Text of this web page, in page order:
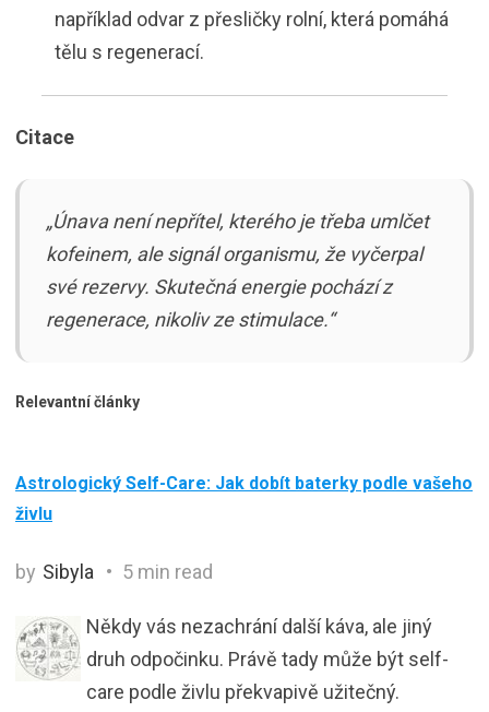
například odvar z přesličky rolní, která pomáhá
tělu s regenerací.
Citace
„Únava není nepřítel, kterého je třeba umlčet
kofeinem, ale signál organismu, že vyčerpal
své rezervy. Skutečná energie pochází z
regenerace, nikoliv ze stimulace.“
Relevantní články
Astrologický Self-Care: Jak dobít baterky podle vašeho
živlu
by Sibyla 5 min read
Někdy vás nezachrání další káva, ale jiný
druh odpočinku. Právě tady může být self-
care podle živlu překvapivě užitečný.